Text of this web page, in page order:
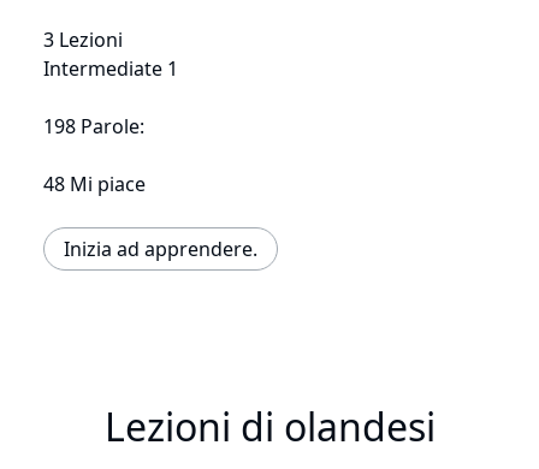
3 Lezioni
Intermediate 1
198 Parole:
48 Mi piace
Inizia ad apprendere.
Lezioni di olandesi